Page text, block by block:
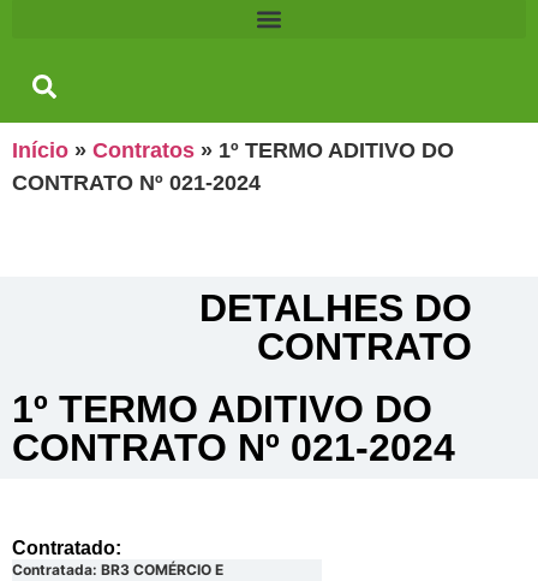
Início » Contratos » 1º TERMO ADITIVO DO
CONTRATO Nº 021-2024
DETALHES DO
CONTRATO​
1º TERMO ADITIVO DO
CONTRATO Nº 021-2024
Contratado:
Contratada: BR3 COMÉRCIO E